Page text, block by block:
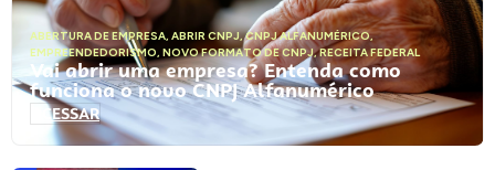
ABERTURA DE EMPRESA, ABRIR CNPJ,CNPJ ALFANUMÉRICO,
EMPREENDEDORISMO, NOVO FORMATO DE CNPJ,RECEITA FEDERAL
Vai abrir uma empresa? Entenda como
funciona o novo CNPJ Alfanumérico
ACESSAR